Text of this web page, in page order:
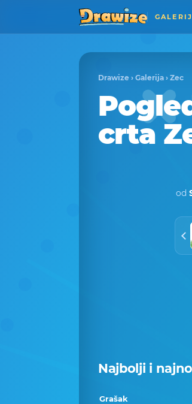
Drawize › Galerija › Zec
crta
od
Najbolji i
Grašak